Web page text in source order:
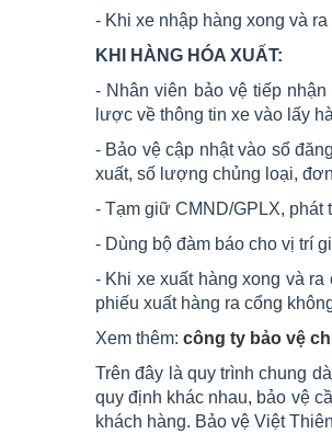
- Khi xe nhập hàng xong và
KHI HÀNG HÓA XUẤT:
- Nhân viên bảo vệ tiếp
lược về thông tin xe vào lấy
- Bảo vệ cập nhật vào sổ
xuất, số lượng chủng loại,
- Tạm giữ CMND/GPLX,
- Dùng bộ đàm báo cho vị trí
- Khi xe xuất hàng xong và
phiếu xuất hàng ra cổng
Xem thêm: công ty bảo vệ
Trên đây là quy trình chung
quy định khác nhau, bảo vệ
khách hàng. Bảo vệ Việt